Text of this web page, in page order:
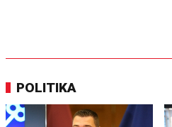
POLITIKA